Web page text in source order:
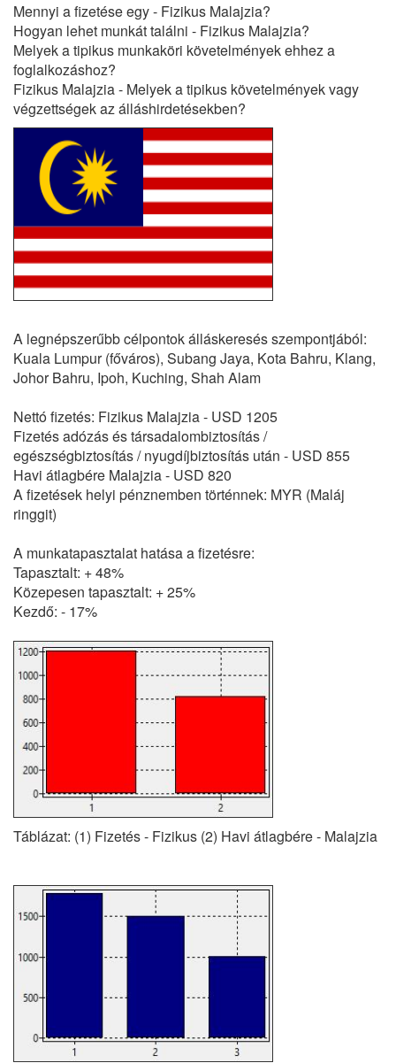
Mennyi a fizetése egy - Fizikus Malajzia?
Hogyan lehet munkát találni - Fizikus Malajzia?
Melyek a tipikus munkaköri követelmények ehhez a
foglalkozáshoz?
Fizikus Malajzia - Melyek a tipikus követelmények vagy
végzettségek az álláshirdetésekben?
A legnépszerűbb célpontok álláskeresés szempontjából:
Kuala Lumpur (főváros), Subang Jaya, Kota Bahru, Klang,
Johor Bahru, Ipoh, Kuching, Shah Alam
Nettó fizetés: Fizikus Malajzia - USD 1205
Fizetés adózás és társadalombiztosítás /
egészségbiztosítás / nyugdíjbiztosítás után - USD 855
Havi átlagbére Malajzia - USD 820
A fizetések helyi pénznemben történnek: MYR (Maláj
ringgit)
A munkatapasztalat hatása a fizetésre:
Tapasztalt: + 48%
Közepesen tapasztalt: + 25%
Kezdő: - 17%
Táblázat: (1) Fizetés - Fizikus (2) Havi átlagbére - Malajzia